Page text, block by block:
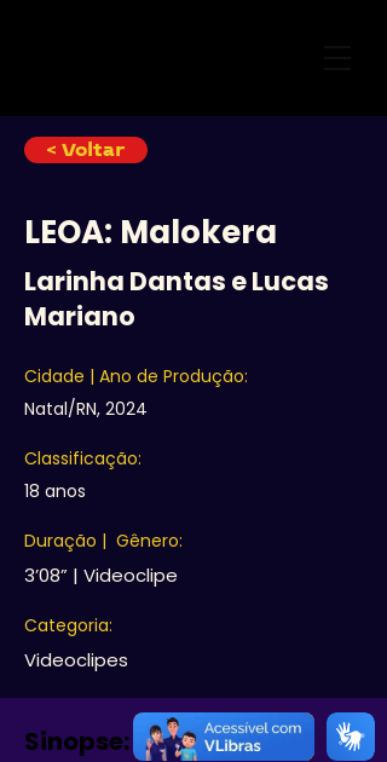
< Voltar
LEOA: Malokera
Larinha Dantas e Lucas
Mariano
Cidade | Ano de Produção:
Natal/RN, 2024
Classificação:
18 anos
Duração | Gênero:
3’08” | Videoclipe
Categoria:
Videoclipes
Sinopse: